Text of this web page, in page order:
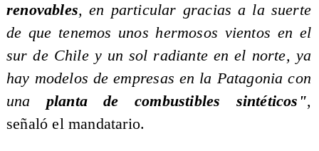
renovables, en particular gracias a la suerte
de que tenemos unos hermosos vientos en el
sur de Chile y un sol radiante en el norte, ya
hay modelos de empresas en la Patagonia con
una planta de combustibles sintéticos",
señaló el mandatario.